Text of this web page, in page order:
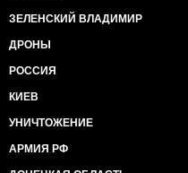
ЗЕЛЕНСКИЙ ВЛАДИМИР
ДРОНЫ
РОССИЯ
КИЕВ
УНИЧТОЖЕНИЕ
АРМИЯ РФ